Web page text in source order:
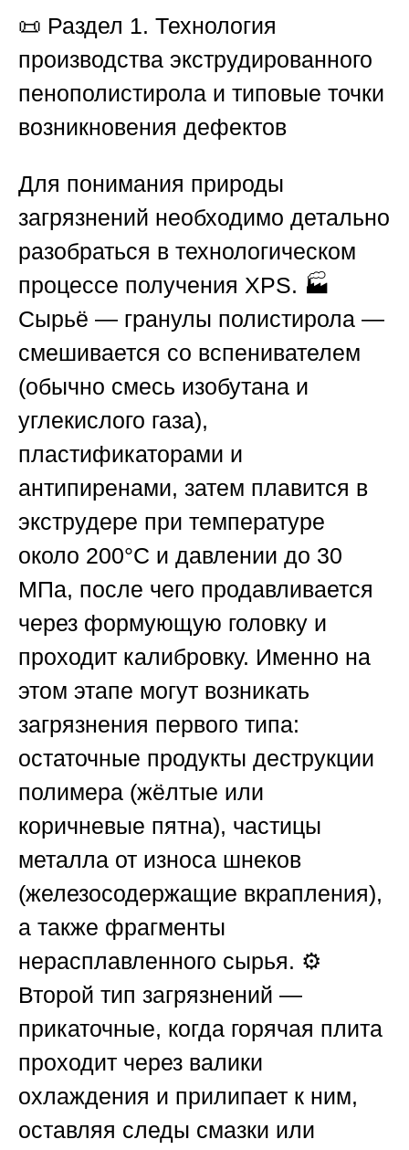
📜 Раздел 1. Технология
производства экструдированного
пенополистирола и типовые точки
возникновения дефектов
Для понимания природы
загрязнений необходимо детально
разобраться в технологическом
процессе получения XPS. 🏭
Сырьё — гранулы полистирола —
смешивается со вспенивателем
(обычно смесь изобутана и
углекислого газа),
пластификаторами и
антипиренами, затем плавится в
экструдере при температуре
около 200°C и давлении до 30
МПа, после чего продавливается
через формующую головку и
проходит калибровку. Именно на
этом этапе могут возникать
загрязнения первого типа:
остаточные продукты деструкции
полимера (жёлтые или
коричневые пятна), частицы
металла от износа шнеков
(железосодержащие вкрапления),
а также фрагменты
нерасплавленного сырья. ⚙️
Второй тип загрязнений —
прикаточные, когда горячая плита
проходит через валики
охлаждения и прилипает к ним,
оставляя следы смазки или